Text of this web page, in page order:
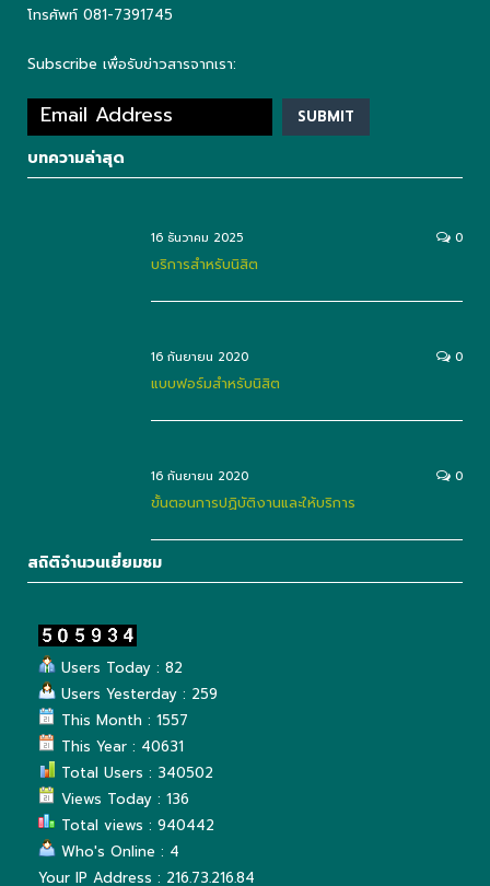
โทรศัพท์ 081-7391745
Subscribe เพื่อรับข่าวสารจากเรา:
บทความล่าสุด
16 ธันวาคม 2025 0
บริการสำหรับนิสิต
16 กันยายน 2020 0
แบบฟอร์มสำหรับนิสิต
16 กันยายน 2020 0
ขั้นตอนการปฏิบัติงานและให้บริการ
สถิติจำนวนเยี่ยมชม
Users Today : 82
Users Yesterday : 259
This Month : 1557
This Year : 40631
Total Users : 340502
Views Today : 136
Total views : 940442
Who's Online : 4
Your IP Address : 216.73.216.84